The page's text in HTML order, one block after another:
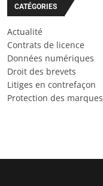
CATÉGORIES
Actualité
Contrats de licence
Données numériques
Droit des brevets
Litiges en contrefaçon
Protection des marques